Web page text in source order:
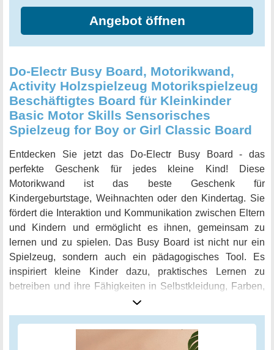
spielerische Weise lernen lässt und ihnen hilft, die Welt um
sich herum zu verstehen.Angebot öffnen
Do-Electr Busy Board, Motorikwand,
Activity Holzspielzeug Motorikspielzeug
Beschäftigtes Board für Kleinkinder
Basic Motor Skills Sensorisches
Spielzeug for Boy or Girl Classic Board
Entdecken Sie jetzt das Do-Electr Busy Board - das
perfekte Geschenk für jedes kleine Kind! Diese
Motorikwand ist das beste Geschenk für
Kindergeburtstage, Weihnachten oder den Kindertag. Sie
fördert die Interaktion und Kommunikation zwischen Eltern
und Kindern und ermöglicht es ihnen, gemeinsam zu
lernen und zu spielen. Das Busy Board ist nicht nur ein
Spielzeug, sondern auch ein pädagogisches Tool. Es
inspiriert kleine Kinder dazu, praktisches Lernen zu
betreiben und ihre Fähigkeiten in Selbstkleidung, Farben,
Mathematik, Formen, Erkenntnis und Problemlösung zu
verbessern. Auch ihre sportlichen Fähigkeiten werden
durch das Spielen mit diesem Board gefördert. Dieses
Sensorische Spielzeug besteht aus sicheren Materialien